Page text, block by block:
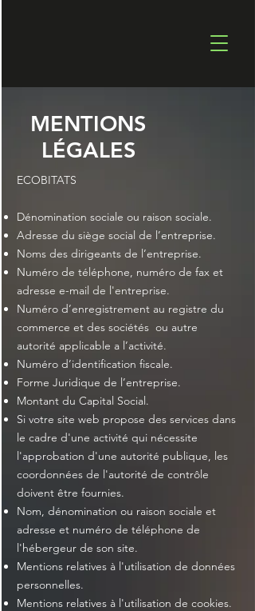
MENTIONS
LÉGALES
ECOBITATS
Dénomination sociale ou raison sociale.
Adresse du siège social de l’entreprise.
Noms des dirigeants de l’entreprise.
Numéro de téléphone, numéro de fax et
adresse e-mail de l'entreprise.
Numéro d’enregistrement au registre du
commerce et des sociétés ou autre
autorité applicable a l’activité.
Numéro d’identification fiscale.
Forme Juridique de l’entreprise.
Montant du Capital Social.
Si votre site web propose des services dans
le cadre d'une activité qui nécessite
l'approbation d'une autorité publique, les
coordonnées de l'autorité de contrôle
doivent être fournies. ​​​
Nom, dénomination ou raison sociale et
adresse et numéro de téléphone de
l'hébergeur de son site.
Mentions relatives à l'utilisation de données
personnelles.
Mentions relatives à l'utilisation de cookies.